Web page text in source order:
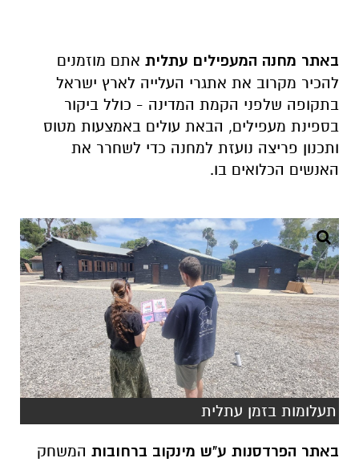
באתר מחנה המעפילים עתלית אתם מוזמנים
להכיר מקרוב את אתגרי העלייה לארץ ישראל
בתקופה שלפני הקמת המדינה - כולל ביקור
בספינת מעפילים, הבאת עולים באמצעות מטוס
ותכנון פריצה נועזת למחנה כדי לשחרר את
האנשים הכלואים בו.
תעלומות בזמן עתלית
באתר הפרדסנות ע"ש מינקוב ברחובות המשחק